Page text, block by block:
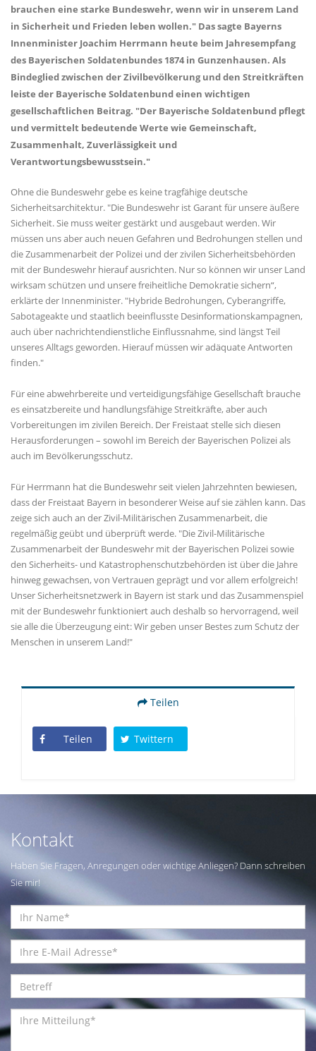
brauchen eine starke Bundeswehr, wenn wir in unserem Land
in Sicherheit und Frieden leben wollen." Das sagte Bayerns
Innenminister Joachim Herrmann heute beim Jahresempfang
des Bayerischen Soldatenbundes 1874 in Gunzenhausen. Als
Bindeglied zwischen der Zivilbevölkerung und den Streitkräften
leiste der Bayerische Soldatenbund einen wichtigen
gesellschaftlichen Beitrag. "Der Bayerische Soldatenbund pflegt
und vermittelt bedeutende Werte wie Gemeinschaft,
Zusammenhalt, Zuverlässigkeit und
Verantwortungsbewusstsein."
Ohne die Bundeswehr gebe es keine tragfähige deutsche
Sicherheitsarchitektur. "Die Bundeswehr ist Garant für unsere äußere
Sicherheit. Sie muss weiter gestärkt und ausgebaut werden. Wir
müssen uns aber auch neuen Gefahren und Bedrohungen stellen und
die Zusammenarbeit der Polizei und der zivilen Sicherheitsbehörden
mit der Bundeswehr hierauf ausrichten. Nur so können wir unser Land
wirksam schützen und unsere freiheitliche Demokratie sichern“,
erklärte der Innenminister. "Hybride Bedrohungen, Cyberangriffe,
Sabotageakte und staatlich beeinflusste Desinformationskampagnen,
auch über nachrichtendienstliche Einflussnahme, sind längst Teil
unseres Alltags geworden. Hierauf müssen wir adäquate Antworten
finden."
Für eine abwehrbereite und verteidigungsfähige Gesellschaft brauche
es einsatzbereite und handlungsfähige Streitkräfte, aber auch
Vorbereitungen im zivilen Bereich. Der Freistaat stelle sich diesen
Herausforderungen – sowohl im Bereich der Bayerischen Polizei als
auch im Bevölkerungsschutz.
Für Herrmann hat die Bundeswehr seit vielen Jahrzehnten bewiesen,
dass der Freistaat Bayern in besonderer Weise auf sie zählen kann. Das
zeige sich auch an der Zivil-Militärischen Zusammenarbeit, die
regelmäßig geübt und überprüft werde. "Die Zivil-Militärische
Zusammenarbeit der Bundeswehr mit der Bayerischen Polizei sowie
den Sicherheits- und Katastrophenschutzbehörden ist über die Jahre
hinweg gewachsen, von Vertrauen geprägt und vor allem erfolgreich!
Unser Sicherheitsnetzwerk in Bayern ist stark und das Zusammenspiel
mit der Bundeswehr funktioniert auch deshalb so hervorragend, weil
sie alle die Überzeugung eint: Wir geben unser Bestes zum Schutz der
Menschen in unserem Land!"
Teilen
Teilen Twittern
Kontakt
Haben Sie Fragen, Anregungen oder wichtige Anliegen? Dann schreiben
Sie mir!